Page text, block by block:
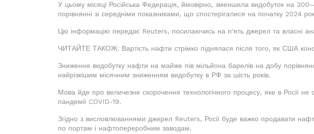
У цьому місяці Російська Федерація, ймовірно, зменшила видобуток на
порівнянні зі середніми показниками, що спостерігалися на початку 2024
Цю інформацію передає Reuters, посилаючись на п'ять джерел та власні
ЧИТАЙТЕ ТАКОЖ: Вартість нафти стрімко піднялася після того, як США
Зниження видобутку нафти на майже пів мільйона барелів на добу
найрізкішим місячним зниженням видобутку в РФ за шість років.
Мова йде про величезне скорочення технологічного процесу, яке в Росії не
пандемії COVID-19.
Згідно з висловлюваннями джерел Reuters, Росії буде важко продавати
по портам і нафтопереробним заводам.